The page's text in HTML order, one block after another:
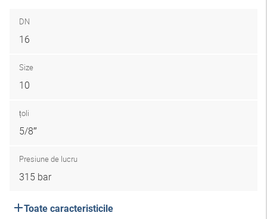
DN
16
Size
10
țoli
5/8″
Presiune de lucru
315 bar
Toate caracteristicile